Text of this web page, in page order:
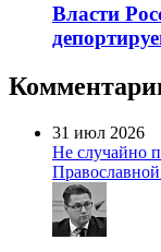
Власти
31 июл 2026
Не случайно